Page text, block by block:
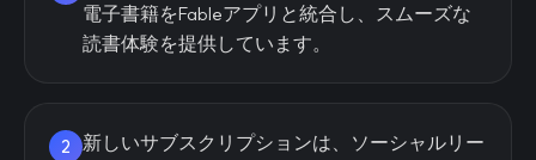
電子書籍をFableアプリと統合し、スムーズな
読書体験を提供しています。
2
新しいサブスクリプションは、ソーシャルリー